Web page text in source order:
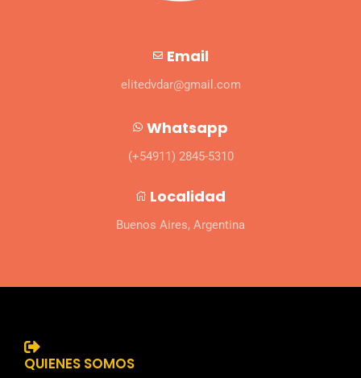
Email
elitedvdar@gmail.com
Whatsapp
(+54911) 2845-5310
Localidad
Buenos Aires, Argentina
QUIENES SOMOS